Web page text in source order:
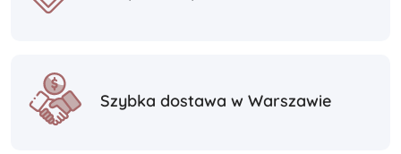
Szybka dostawa w Warszawie